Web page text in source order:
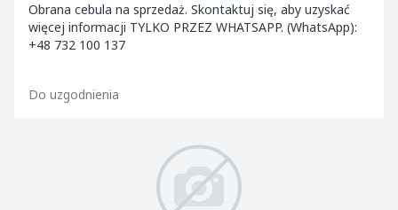
Obrana cebula na sprzedaż. Skontaktuj się, aby uzyskać
więcej informacji TYLKO PRZEZ WHATSAPP. (WhatsApp):
+48 732 100 137
Do uzgodnienia